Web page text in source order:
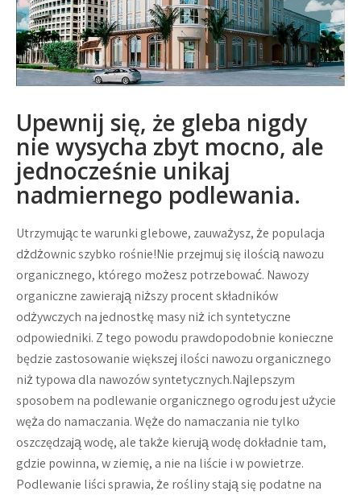
Upewnij się, że gleba nigdy
nie wysycha zbyt mocno, ale
jednocześnie unikaj
nadmiernego podlewania.
Utrzymując te warunki glebowe, zauważysz, że populacja
dżdżownic szybko rośnie!Nie przejmuj się ilością nawozu
organicznego, którego możesz potrzebować. Nawozy
organiczne zawierają niższy procent składników
odżywczych na jednostkę masy niż ich syntetyczne
odpowiedniki. Z tego powodu prawdopodobnie konieczne
będzie zastosowanie większej ilości nawozu organicznego
niż typowa dla nawozów syntetycznych.Najlepszym
sposobem na podlewanie organicznego ogrodu jest użycie
węża do namaczania. Węże do namaczania nie tylko
oszczędzają wodę, ale także kierują wodę dokładnie tam,
gdzie powinna, w ziemię, a nie na liście i w powietrze.
Podlewanie liści sprawia, że ​​rośliny stają się podatne na